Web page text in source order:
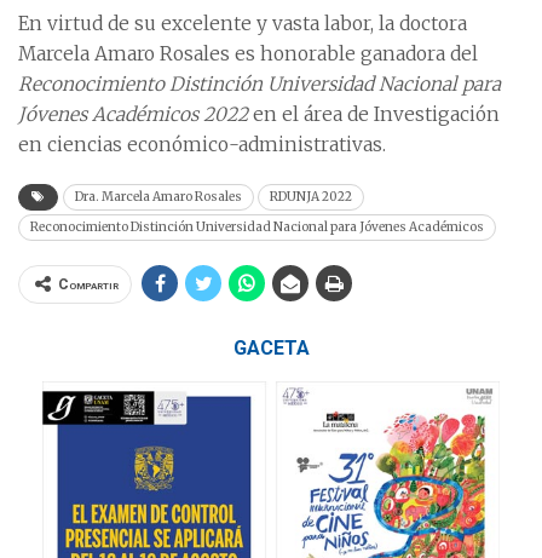
En virtud de su excelente y vasta labor, la doctora
Marcela Amaro Rosales es honorable ganadora del
Reconocimiento Distinción Universidad Nacional para
Jóvenes Académicos 2022en el área de Investigación
en ciencias económico-administrativas.
Dra. Marcela Amaro Rosales
RDUNJA 2022
Reconocimiento Distinción Universidad Nacional para Jóvenes Académicos
Compartir
GACETA